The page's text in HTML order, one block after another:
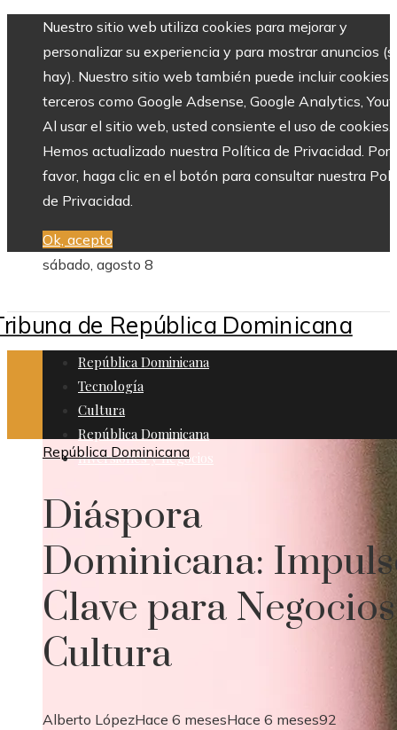
Nuestro sitio web utiliza cookies para mejorar y
personalizar su experiencia y para mostrar anuncios
hay). Nuestro sitio web también puede incluir cookies
terceros como Google Adsense, Google Analytics,
Al usar el sitio web, usted consiente el uso de cookies.
Hemos actualizado nuestra Política de Privacidad. Por
favor, haga clic en el botón para consultar nuestra
de Privacidad.
Ok, acepto
sábado, agosto 8
República Dominicana
Tecnología
Cultura
República Dominicana
Inversiones y negocios
República Dominicana
Diáspora
Dominicana:
Clave para
Cultura
Alberto LópezHace 6 mesesHace 6 meses92